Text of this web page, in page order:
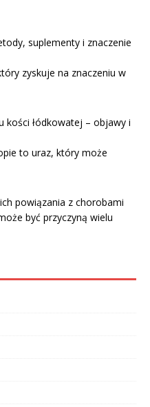
suplementy i znaczenie
zyskuje na znaczeniu w
kości łódkowatej – objawy i
to uraz, który może
powiązania z chorobami
być przyczyną wielu